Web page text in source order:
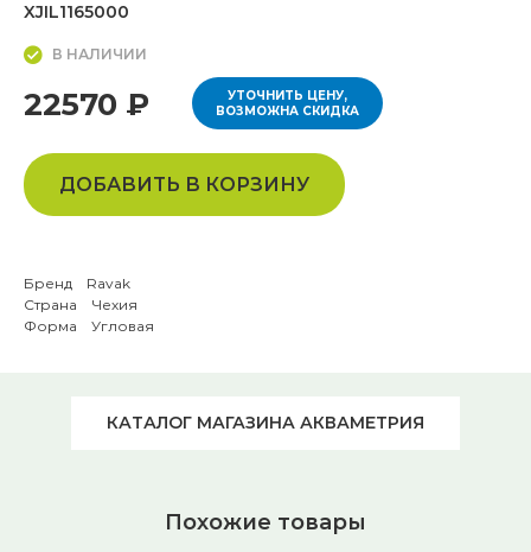
XJIL1165000
В НАЛИЧИИ
22570 ₽
УТОЧНИТЬ ЦЕНУ,
ВОЗМОЖНА СКИДКА
ДОБАВИТЬ В КОРЗИНУ
Бренд Ravak
Страна Чехия
Форма Угловая
КАТАЛОГ МАГАЗИНА АКВАМЕТРИЯ
Похожие товары